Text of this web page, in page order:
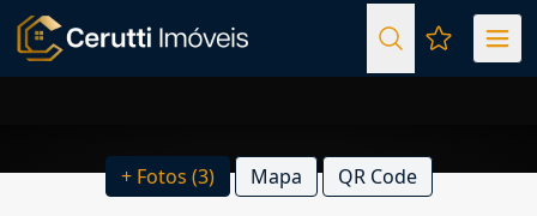
Favoritos
+ Fotos (3) Mapa QR Code